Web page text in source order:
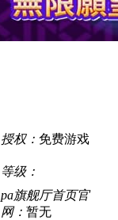
授权： 免费游戏
等级：
pa旗舰厅首页官
网： 暂无